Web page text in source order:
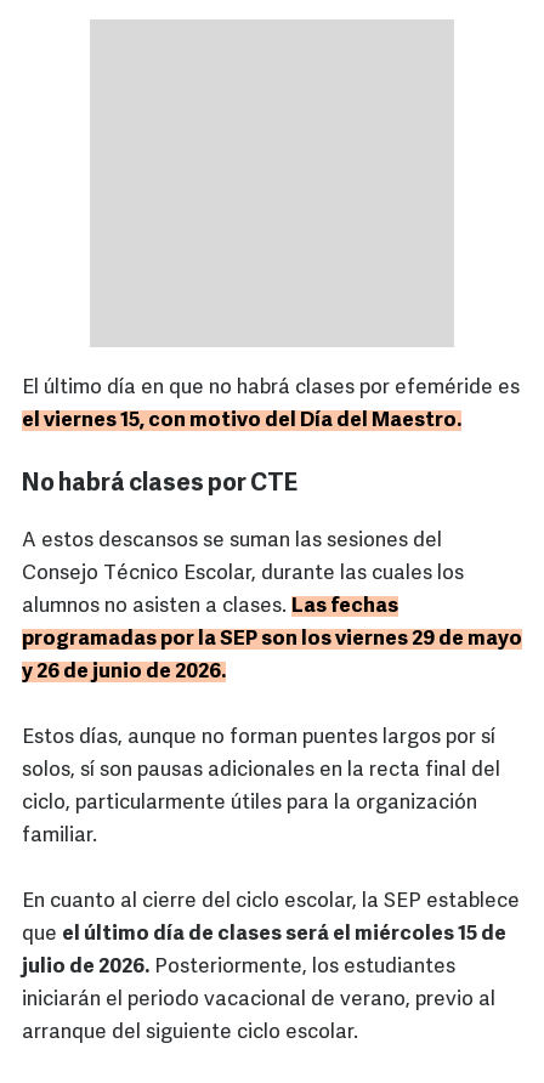
El último día en que no habrá clases por efeméride es
el viernes 15, con motivo del Día del Maestro.
No habrá clases por CTE
A estos descansos se suman las sesiones del
Consejo Técnico Escolar, durante las cuales los
alumnos no asisten a clases. Las fechas
programadas por la SEP son los viernes 29 de mayo
y 26 de junio de 2026.
Estos días, aunque no forman puentes largos por sí
solos, sí son pausas adicionales en la recta final del
ciclo, particularmente útiles para la organización
familiar.
En cuanto al cierre del ciclo escolar, la SEP establece
que el último día de clases será el miércoles 15 de
julio de 2026. Posteriormente, los estudiantes
iniciarán el periodo vacacional de verano, previo al
arranque del siguiente ciclo escolar.